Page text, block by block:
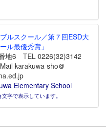
ルスクール／第７回ESD大
ル最優秀賞」
地6 TEL 0226(32)3142
karakuwa-sho＠
Elementary School
字で表示しています。